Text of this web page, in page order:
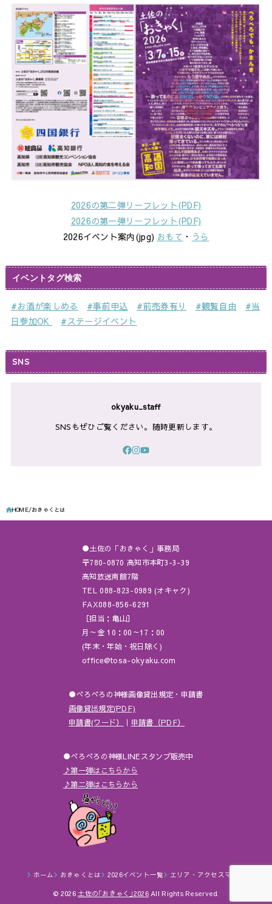
2026の第二弾リーフレット(PDF)
2026の第一弾リーフレット(PDF)
2026イベント案内(jpg) おもて ・ うら
イベントタグ検索
#お酒が楽しめる #事前申込 #前売券有り #観覧自由
#当
日参加OK
#ステージイベント
SNS
okyaku_staff
SNSもぜひご覧ください。随時更新します。
HOME おきゃくとは
●土佐の「おきゃく」事務局
〒780-0870 高知市本町3-3-39
高知放送南館7階
TEL 088-823-0989 (オキャク)
FAX088-856-6291
［担当：亀山］
月～金 10：00～17：00
(年末・年始・祝日除く)
office@tosa-okyaku.com
●べろべろの神様画像貸出規定・申請書
画像貸出規定(PDF)
申請書(ワード）
｜ 申請書（PDF）
●べろべろの神様LINEスタンプ販売中
♪第一弾はこちらから
♪第二弾はこちらから
ホーム おきゃくとは 2026イベント一覧 エリア・アクセスマップ
© 2026土佐の｢おきゃく｣2026All Rights Reserved.